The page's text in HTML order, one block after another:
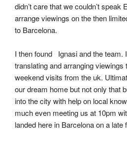
didn’t care that we couldn’t speak
arrange viewings on the then
to Barcelona.
I then found   Ignasi and the
translating and arranging
weekend visits from the uk.
our dream home but not only that
into the city with help on local
much even meeting us at 10pm
landed here in Barcelona on a late